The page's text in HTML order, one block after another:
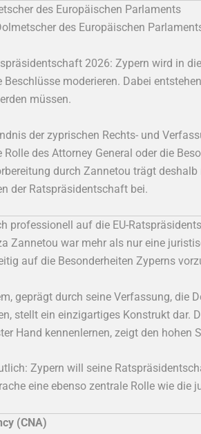
des Europäischen Parlaments
des Europäischen
2026: Zypern wird in
moderieren. Dabei
müssen.
der zyprischen Rechts- und
Rolle des Attorney General oder die
durch Zannetou trägt
der Ratspräsidentschaft bei.
professionell auf die EU-
Zannetou war mehr als nur eine
auf die Besonderheiten Zyperns
geprägt durch seine Verfassung, die
stellt ein einzigartiges Konstrukt dar.
Hand kennenlernen, zeigt den
Zypern will seine
eine ebenso zentrale Rolle wie die
(CNA)